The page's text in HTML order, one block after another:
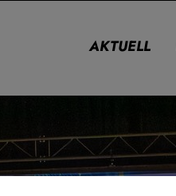
AKTUELL